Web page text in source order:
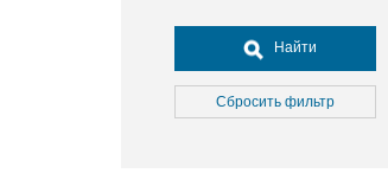
Досуг, туризм и отдых
Культура
Медицина
Найти
Сбросить фильтр